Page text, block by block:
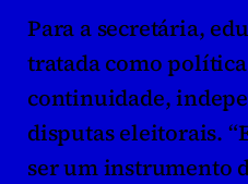
Para a secretária,
tratada como
continuidade,
disputas eleitorais.
ser um instrumento